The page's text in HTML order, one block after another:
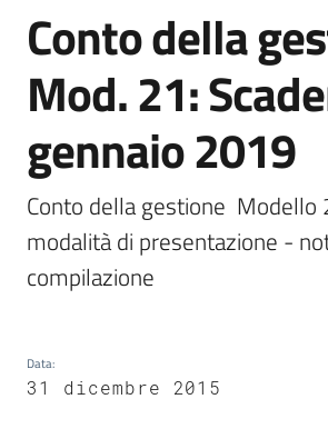
associati
Menu selezionato
Struttura
e
funzioni
Salta al contenuto
Conto della
Mod. 21:
gennaio 2019
Conto della gestione  Modello
modalità di presentazione -
compilazione
Data:
31 dicembre 2015